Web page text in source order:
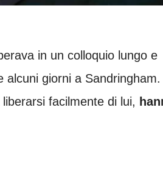
in un colloquio lungo e
alcuni giorni a
facilmente di lui,